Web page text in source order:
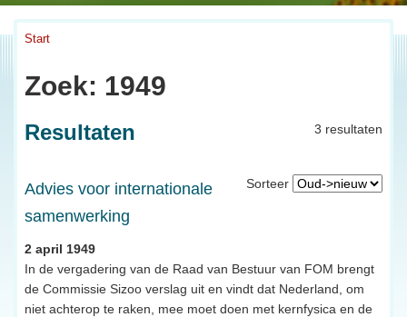
Start
Zoek: 1949
3 resultaten
Resultaten
Sorteer
Advies voor internationale
samenwerking
2 april 1949
In de vergadering van de Raad van Bestuur van FOM brengt
de Commissie Sizoo verslag uit en vindt dat Nederland, om
niet achterop te raken, mee moet doen met kernfysica en de